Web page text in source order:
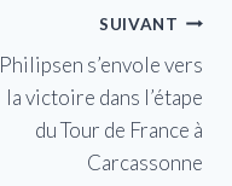
SUIVANT
Philipsen s’envole vers
la victoire dans l’étape
du Tour de France à
Carcassonne